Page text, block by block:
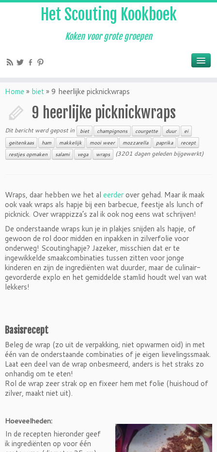
Het Scouting Kookboek
Koken voor grote groepen
Home » biet» 9 heerlijke picknickwraps
9 heerlijke picknickwraps
Dit bericht werd gepost in biet champignons courgette duur
ei
geitenkaas
ham makkelijk mooi weer mozzarella paprika
recept
restjes opmaken
salami vega wraps (3201 dagen geleden bijgewerkt)
Wraps, daar hebben we het al eerderover gehad. Maar ik maak
ook vaak wraps als hapje bij een barbecue, feestje als lunch of
picknick. Over wrappizza’s zal ik ook nog eens wat schrijven!
De onderstaande wraps kun je in plakjes snijden als hapje, of
gewoon de rol door midden en inpakken in zilverfolie voor
onderweg! Scoutinghapje? Jazeker, misschien dat er te
ingewikkelde smaakcombinaties tussen zitten voor jonge
kinderen en zijn de ingrediënten wat duurder, maar de culinair-
gevorderde explo en het gemiddelde stamlid houdt wel van wat
lekkers!
Basisrecept
Beleg de wrap (zo uit de verpakking, niet opwarmen oid) in met
één van de onderstaande combinaties of je eigen lievelingssmaak.
Laat een deel van de wrap onbesmeerd, anders is het straks zo
onhandig om te eten!
Rol de wrap zeer strak op en fixeer hem met folie (huishoud of
zilver, maakt niet uit).
Hoeveelheden:
In de recepten hieronder geef
ik ingrediënten op voor één